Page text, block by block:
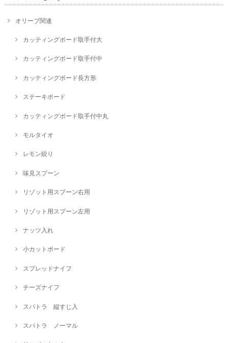
オリーブ関連
カッティングボード取手付大
カッティングボード取手付中
カッティングボード長方形
ステーキボード
カッティングボード取手付中丸
モルタイオ
レモン絞り
味見スプーン
リゾット用スプーン右用
リゾット用スプーン左用
ナッツ入れ
小カットボード
スプレッドナイフ
チーズナイフ
スパトラ 縦すじ入
スパトラ ノーマル